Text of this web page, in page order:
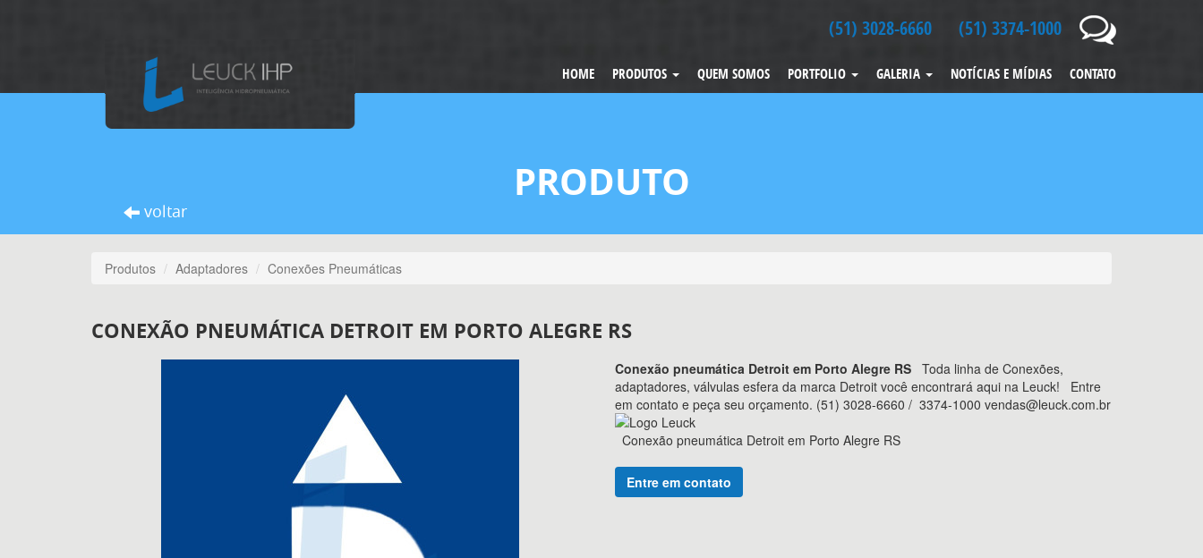
(51) 3028-6660 (51) 3374-1000
HOME PRODUTOS QUEM SOMOS PORTFOLIO GALERIA NOTÍCIAS E MÍDIAS CONTATO
voltar
PRODUTO
Produtos Adaptadores Conexões Pneumáticas
CONEXÃO PNEUMÁTICA DETROIT EM PORTO ALEGRE RS
Conexão pneumática Detroit em Porto Alegre RS Toda linha de Conexões,
adaptadores, válvulas esfera da marca Detroit você encontrará aqui na Leuck! Entre
em contato e peça seu orçamento. (51) 3028-6660 / 3374-1000 vendas@leuck.com.br
Conexão pneumática Detroit em Porto Alegre RS
Entre em contato